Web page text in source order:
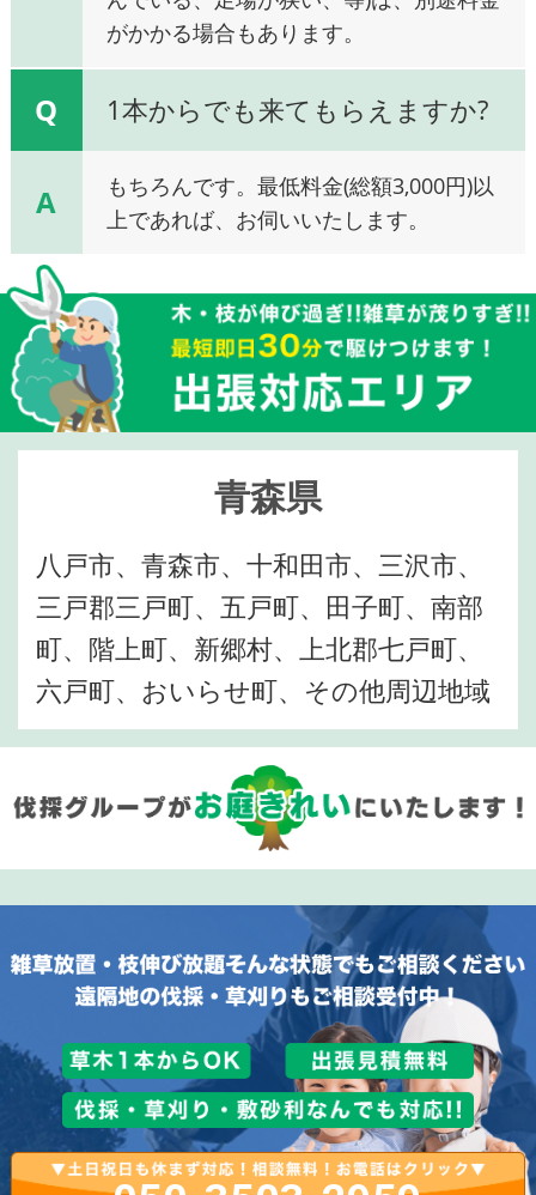
がかかる場合もあります。
Q 1本からでも来てもらえますか?
A
もちろんです。最低料金(総額3,000円)以
上であれば、お伺いいたします。
青森県
八戸市、青森市、十和田市、三沢市、
三戸郡三戸町、五戸町、田子町、南部
町、階上町、新郷村、上北郡七戸町、
六戸町、おいらせ町、その他周辺地域